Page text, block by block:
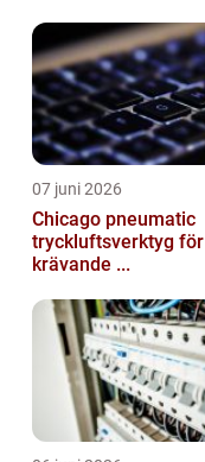
07 juni 2026
Chicago pneumatic
tryckluftsverktyg för
krävande ...